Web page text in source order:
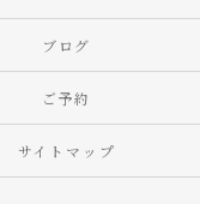
ブログ
ご予約
サイトマップ